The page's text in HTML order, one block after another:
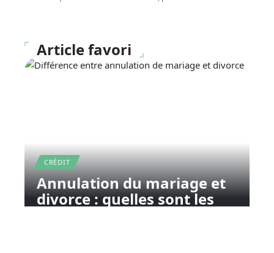
Article favori
CRÉDIT
Annulation du mariage et
divorce : quelles sont les